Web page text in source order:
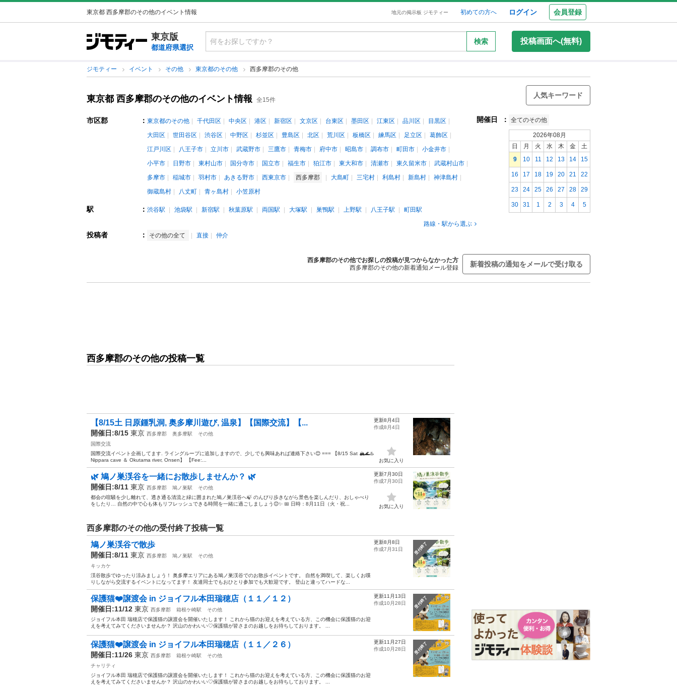
東京都 西多摩郡のその他のイベント情報 地元の掲示板 ジモティー 初めての方へ ログイン 会員登録
東京版
都道府県選択
検索 投稿画面へ(無料)
ジモティー イベント その他 東京都のその他 西多摩郡のその他
東京都 西多摩郡のその他のイベント情報 全15件
人気キーワード
市区郡 ： 東京都のその他 千代田区 中央区 港区 新宿区 文京区 台東区 墨田区 江東区 品川区
目黒区
大田区
世田谷区 渋谷区 中野区 杉並区 豊島区 北区 荒川区 板橋区 練馬区 足立区
葛飾区
江戸川区
八王子市 立川市 武蔵野市 三鷹市 青梅市 府中市 昭島市 調布市 町田市
小金井市
小平市
日野市 東村山市 国分寺市 国立市 福生市 狛江市 東大和市 清瀬市 東久留米市
武蔵村山市
多摩市
稲城市 羽村市 あきる野市 西東京市 西多摩郡 大島町 三宅村 利島村 新島村
神津島村
御蔵島村
八丈町 青ヶ島村 小笠原村
駅 ： 渋谷駅 池袋駅 新宿駅 秋葉原駅 両国駅 大塚駅 巣鴨駅 上野駅 八王子駅
町田駅
路線・駅から選ぶ
投稿者 ： その他の全て 直接 仲介
開催日 ： 全てのその他
2026年08月
日
月 火 水 木 金
土
9
10 11 12 13 14 15
16 17 18 19 20 21 22
23 24 25 26 27 28 29
30 31 1 2 3 4 5
西多摩郡のその他でお探しの投稿が見つからなかった方
西多摩郡のその他の新着通知メール登録
新着投稿の通知をメールで受け取る
西多摩郡のその他の投稿一覧
【8/15土 日原鍾乳洞, 奥多摩川遊び, 温泉】【国際交流】【...
開催日:8/15 東京 西多摩郡 奥多摩駅
その他
国際交流
国際交流イベント企画してます. ライングループに追加しますので、少しでも興味あれば連絡下さい😊 === 【8/15 Sat 🏔️🌊♨️
Nippara cave ＆ Okutama river, Onsen】 【Fee:...
更新8月4日
作成8月4日
お気に入り
🌿 鳩ノ巣渓谷を一緒にお散歩しませんか？ 🌿
開催日:8/11 東京 西多摩郡 鳩ノ巣駅
その他
都会の喧騒を少し離れて、透き通る清流と緑に囲まれた鳩ノ巣渓谷へ🍃 のんびり歩きながら景色を楽しんだり、おしゃべり
をしたり… 自然の中で心も体もリフレッシュできる時間を一緒に過ごしましょう😊✨ 📅 日時：8月11日（火・祝...
更新7月30日
作成7月30日
お気に入り
西多摩郡のその他の受付終了投稿一覧
受付終了
鳩ノ巣渓谷で散歩
開催日:8/11 東京 西多摩郡 鳩ノ巣駅
その他
キッカケ
渓谷散歩でゆったり涼みましょう！ 奥多摩エリアにある鳩ノ巣渓谷でのお散歩イベントです。 自然を満喫して、楽しくお喋
りしながら交流するイベントになってます！ 友達同士でもおひとり参加でも大歓迎です。 登山と違ってハードな...
更新8月8日
作成7月31日
受付終了
保護猫❤️譲渡会 in ジョイフル本田瑞穂店（１１／１２）
開催日:11/12 東京 西多摩郡 箱根ケ崎駅
その他
ジョイフル本田 瑞穂店で保護猫の譲渡会を開催いたします！ これから猫のお迎えを考えている方、この機会に保護猫のお迎
えを考えてみてくださいませんか？ 沢山のかわいい♡保護猫が皆さまのお越しをお待ちしております。 ...
更新11月13日
作成10月28日
受付終了
保護猫❤️譲渡会 in ジョイフル本田瑞穂店（１１／２６）
開催日:11/26 東京 西多摩郡 箱根ケ崎駅
その他
チャリティ
ジョイフル本田 瑞穂店で保護猫の譲渡会を開催いたします！ これから猫のお迎えを考えている方、この機会に保護猫のお迎
えを考えてみてくださいませんか？ 沢山のかわいい♡保護猫が皆さまのお越しをお待ちしております。 ...
更新11月27日
作成10月28日